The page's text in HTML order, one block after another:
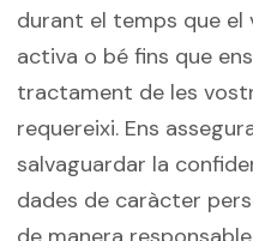
durant el temps que
activa o bé fins que
tractament de les
requereixi. Ens
salvaguardar la
dades de caràcter